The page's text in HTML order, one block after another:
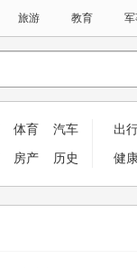
旅游 教育
体育
汽车
房产 历史
出
健